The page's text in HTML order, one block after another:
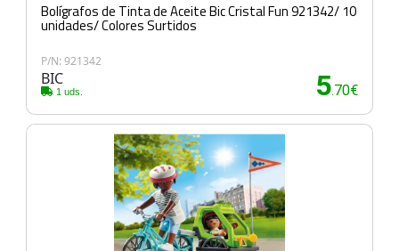
Bolígrafos de Tinta de Aceite Bic Cristal Fun 921342/ 10
unidades/ Colores Surtidos
P/N: 921342
BIC
1 uds. 5.70€